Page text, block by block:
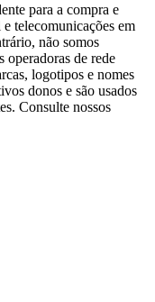
para a compra e
telecomunicações em
não somos
operadoras de rede
logotipos e nomes
donos e são usados
Consulte nossos